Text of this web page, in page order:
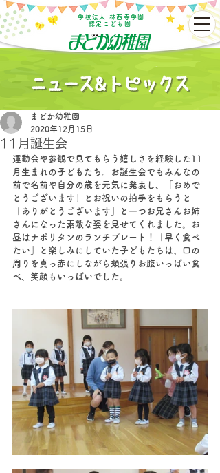
学校法人 林西寺学園
認定こども園
11月誕生会
まどか幼稚園
2020年12月15日
運動会や参観で見てもらう嬉しさを経験した11
月生まれの子どもたち。お誕生会でもみんなの
前で名前や自分の歳を元気に発表し、「おめで
とうございます」とお祝いの拍手をもらうと
「ありがとうございます」と一つお兄さんお姉
さんになった素敵な姿を見せてくれました。お
昼はナポリタンのランチプレート！「早く食べ
たい」と楽しみにしていた子どもたちは、口の
周りを真っ赤にしながら頬張りお腹いっぱい食
べ、笑顔もいっぱいでした。